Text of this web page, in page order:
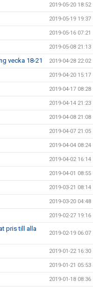
2019-05-20 18:52
2019-05-19 19:37
2019-05-16 07:21
2019-05-08 21:13
vecka 18-21 2019-04-28 22:02
2019-04-20 15:17
2019-04-17 08:28
2019-04-14 21:23
2019-04-08 21:08
2019-04-07 21:05
2019-04-04 08:24
2019-04-02 16:14
2019-04-01 08:55
2019-03-21 08:14
2019-03-20 04:48
2019-02-27 19:16
pris till alla
2019-02-19 06:07
2019-01-22 16:30
2019-01-21 05:53
2019-01-18 08:36